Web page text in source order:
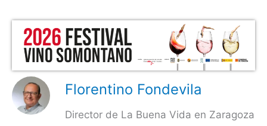
Florentino Fondevila
Director de La Buena Vida en Zaragoza